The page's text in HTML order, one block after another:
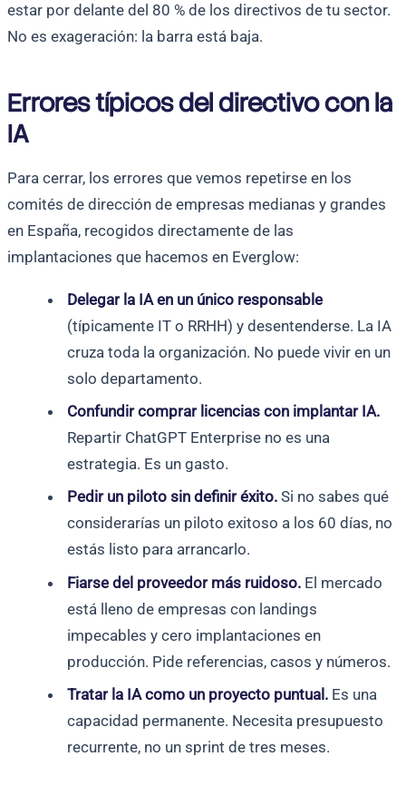
estar por delante del 80 % de los directivos de tu sector.
No es exageración: la barra está baja.
Errores típicos del directivo con la
IA
Para cerrar, los errores que vemos repetirse en los
comités de dirección de empresas medianas y grandes
en España, recogidos directamente de las
implantaciones que hacemos en Everglow:
Delegar la IA en un único responsable
(típicamente IT o RRHH) y desentenderse. La IA
cruza toda la organización. No puede vivir en un
solo departamento.
Confundir comprar licencias con implantar IA.
Repartir ChatGPT Enterprise no es una
estrategia. Es un gasto.
Pedir un piloto sin definir éxito. Si no sabes qué
considerarías un piloto exitoso a los 60 días, no
estás listo para arrancarlo.
Fiarse del proveedor más ruidoso. El mercado
está lleno de empresas con landings
impecables y cero implantaciones en
producción. Pide referencias, casos y números.
Tratar la IA como un proyecto puntual. Es una
capacidad permanente. Necesita presupuesto
recurrente, no un sprint de tres meses.